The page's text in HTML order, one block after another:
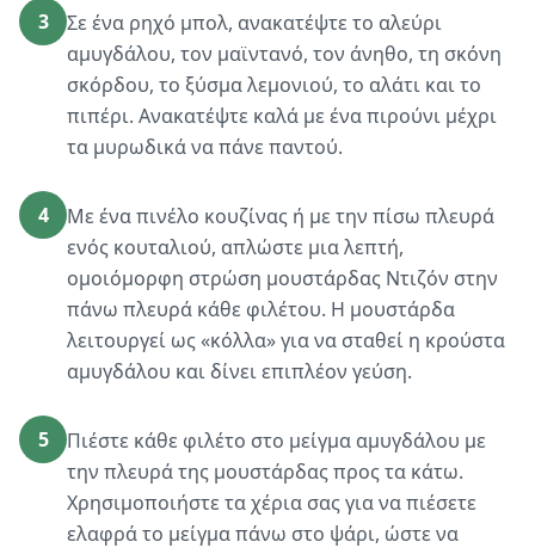
3
Σε ένα ρηχό μπολ, ανακατέψτε το αλεύρι
αμυγδάλου, τον μαϊντανό, τον άνηθο, τη σκόνη
σκόρδου, το ξύσμα λεμονιού, το αλάτι και το
πιπέρι. Ανακατέψτε καλά με ένα πιρούνι μέχρι
τα μυρωδικά να πάνε παντού.
4
Με ένα πινέλο κουζίνας ή με την πίσω πλευρά
ενός κουταλιού, απλώστε μια λεπτή,
ομοιόμορφη στρώση μουστάρδας Ντιζόν στην
πάνω πλευρά κάθε φιλέτου. Η μουστάρδα
λειτουργεί ως «κόλλα» για να σταθεί η κρούστα
αμυγδάλου και δίνει επιπλέον γεύση.
5
Πιέστε κάθε φιλέτο στο μείγμα αμυγδάλου με
την πλευρά της μουστάρδας προς τα κάτω.
Χρησιμοποιήστε τα χέρια σας για να πιέσετε
ελαφρά το μείγμα πάνω στο ψάρι, ώστε να